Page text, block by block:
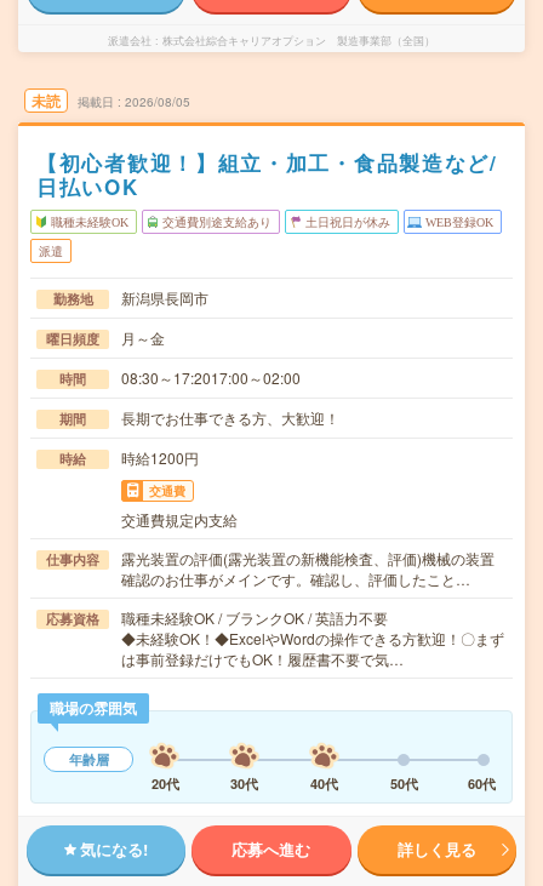
派遣会社 株式会社綜合キャリアオプション 製造事業部（全国）
未読 掲載日 2026/08/05
【初心者歓迎！】組立・加工・食品製造など/
日払いOK
職種未経験OK 交通費別途支給あり 土日祝日が休み WEB登録OK
派遣
勤務地 新潟県長岡市
曜日頻度 月～金
時間 08:30～17:2017:00～02:00
期間 長期でお仕事できる方、大歓迎！
時給 時給1200円
交通費
交通費規定内支給
仕事内容
露光装置の評価(露光装置の新機能検査、評価)機械の装置
確認のお仕事がメインです。確認し、評価したこと…
応募資格
職種未経験OK / ブランクOK / 英語力不要
◆未経験OK！◆ExcelやWordの操作できる方歓迎！〇まず
は事前登録だけでもOK！履歴書不要で気…
職場の雰囲気
年齢層
20代
30代 40代 50代 60代
気になる! 応募へ進む 詳しく見る